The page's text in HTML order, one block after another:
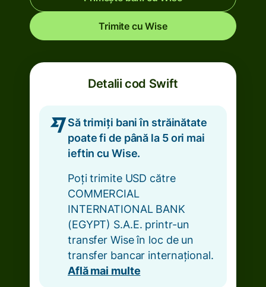
Trimite cu Wise
Detalii cod Swift
Să trimiți bani în străinătate
poate fi de până la 5 ori mai
ieftin cu Wise.
Poți trimite USD către
COMMERCIAL
INTERNATIONAL BANK
(EGYPT) S.A.E. printr-un
transfer Wise în loc de un
transfer bancar internațional.
Află mai multe